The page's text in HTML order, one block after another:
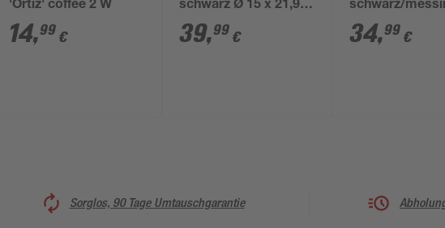
'Ortiz' coffee 2 W
14,99 €
schwarz Ø 15 x 21,9
cm
39,99 €
schwarz/
12 x 34 cm
34,99 €
Sorglos, 90 Tage Umtauschgarantie